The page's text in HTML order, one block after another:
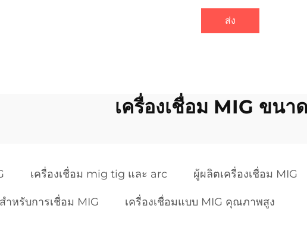
ส่ง
เครื่องเชื่อม MIG ขนา
เครื่องเชื่อม mig tig และ arc ผู้ผลิตเครื่องเชื่อม MIG
หรับการเชื่อม MIG เครื่องเชื่อมแบบ MIG คุณภาพสูง